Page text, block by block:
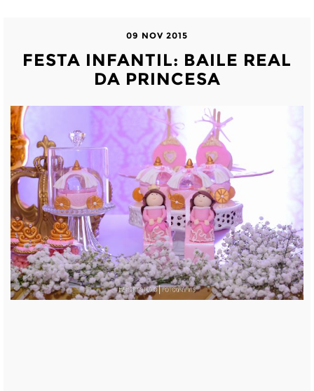
09 NOV 2015
FESTA INFANTIL: BAILE REAL
DA PRINCESA